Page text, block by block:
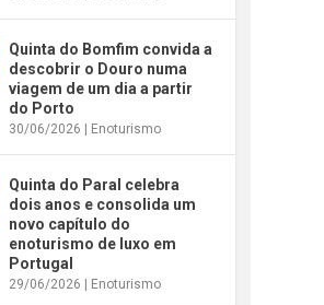
Quinta do Bomfim convida a
descobrir o Douro numa
viagem de um dia a partir
do Porto
30/06/2026 | Enoturismo
Quinta do Paral celebra
dois anos e consolida um
novo capítulo do
enoturismo de luxo em
Portugal
29/06/2026 | Enoturismo